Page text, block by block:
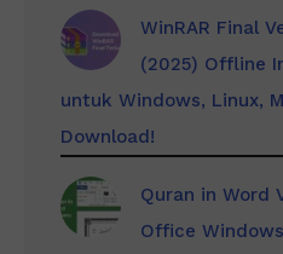
WinRAR Final
(2025) Offline
untuk Windows, Linux,
Download!
Quran in Word
Office